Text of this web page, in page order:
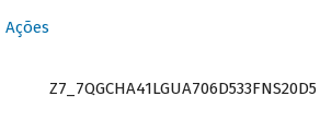
Ações
Z7_7QGCHA41LGUA706D533FNS20D5